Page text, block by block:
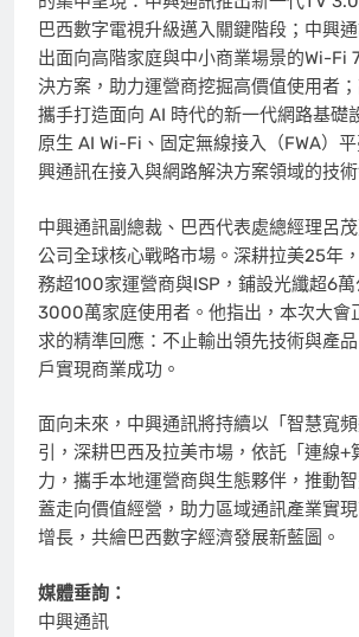
巴西數字電視升級邁入關鍵階段；中興
出面向高階家庭與中小商業場景的Wi-Fi
決方案，助力運營商挖掘高價值使用者
攜手打造面向 AI 時代的新一代網路基礎
原生 AI Wi-Fi、固定無線接入（FWA）
興通訊在接入與網路解決方案領域的技術
中興通訊副總裁、巴西代表處總經理呂
公司全球核心戰略市場。深耕拉美25年
務超100家運營商與ISP，鋪設光纖超6
3000萬家庭使用者。他指出，本次大會
求的精準回應：不止輸出領先技術與產
戶實現商業成功。
面向未來，中興通訊將持續以「智慧寬
引，深耕巴西及拉美市場，依託「連線+
力，攜手本地運營商與生態夥伴，推動
蓋走向價值經營，助力區域通訊產業實
增長，共繪巴西數字經濟發展新藍圖。
媒體垂詢：
中興通訊